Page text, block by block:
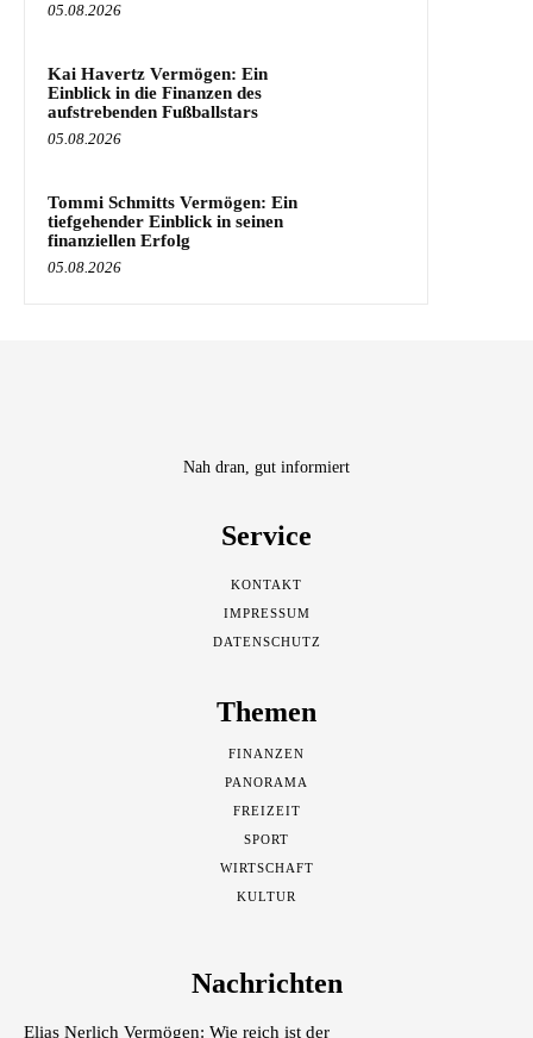
05.08.2026
Kai Havertz Vermögen: Ein
Einblick in die Finanzen des
aufstrebenden Fußballstars
05.08.2026
Tommi Schmitts Vermögen: Ein
tiefgehender Einblick in seinen
finanziellen Erfolg
05.08.2026
Nah dran, gut informiert
Service
KONTAKT
IMPRESSUM
DATENSCHUTZ
Themen
FINANZEN
PANORAMA
FREIZEIT
SPORT
WIRTSCHAFT
KULTUR
Nachrichten
Elias Nerlich Vermögen: Wie reich ist der